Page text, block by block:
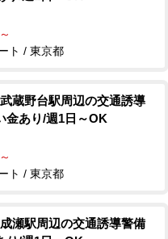
ト / 東京都
蔵野台駅周辺の交通誘導
金あり/週1日～OK
ト / 東京都
瀬駅周辺の交通誘導警備